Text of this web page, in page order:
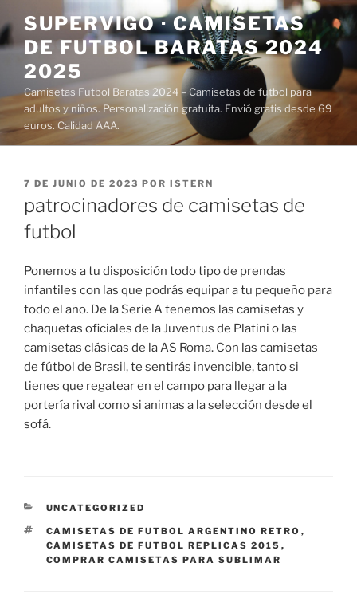
al
contenido
SUPERVIGO · CAMISETAS
DE FUTBOL BARATAS 2024
2025
Camisetas Futbol Baratas 2024 – Camisetas de futbol para
adultos y niños. Personalización gratuita. Envió gratis desde 69
euros. Calidad AAA.
PUBLICADO
7 DE JUNIO DE 2023 POR ISTERN
patrocinadores de camisetas de
futbol
Ponemos a tu disposición todo tipo de prendas
infantiles con las que podrás equipar a tu pequeño para
todo el año. De la Serie A tenemos las camisetas y
chaquetas oficiales de la Juventus de Platini o las
camisetas clásicas de la AS Roma. Con las camisetas
de fútbol de Brasil, te sentirás invencible, tanto si
tienes que regatear en el campo para llegar a la
portería rival como si animas a la selección desde el
sofá.
CATEGORÍAS
UNCATEGORIZED
ETIQUETAS
CAMISETAS DE FUTBOL ARGENTINO RETRO ,
CAMISETAS DE FUTBOL REPLICAS 2015 ,
COMPRAR CAMISETAS PARA SUBLIMAR